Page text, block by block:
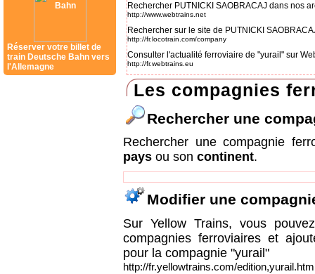
Réserver votre billet de
train Deutsche Bahn vers
l'Allemagne
Rechercher PUTNICKI SAOBRACAJ dans nos
http://www.webtrains.net
Rechercher sur le site de PUTNICKI
http://fr.locotrain.com/company
Consulter l'actualité ferroviaire de "yurail" sur
http://fr.webtrains.eu
Les compagnies
Rechercher une
Rechercher une compagnie
pays ou son continent.
Modifier une
Sur Yellow Trains, vous
compagnies ferroviaires et
pour la compagnie "yurail"
http://fr.yellowtrains.com/